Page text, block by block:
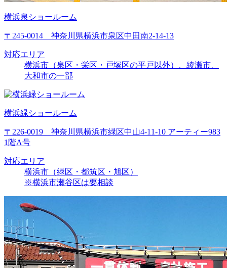
横浜泉ショールーム
〒245-0014 神奈川県横浜市泉区中田南2-14-13
対応エリア
横浜市（泉区・栄区・戸塚区の平戸以外）、綾瀬市、
大和市の一部
横浜緑ショールーム
〒226-0019 神奈川県横浜市緑区中山4-11-10 アーティー983
1階A号
対応エリア
横浜市（緑区・都筑区・旭区）
※横浜市瀬谷区は要相談